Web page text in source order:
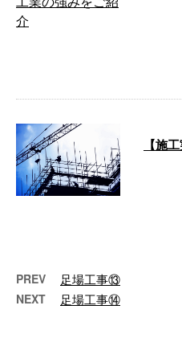
【施
PREV 足場工事⑬
NEXT 足場工事⑭